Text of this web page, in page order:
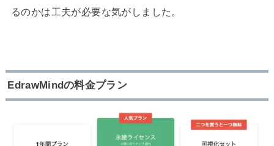
るのかは工夫が必要な気がしました。
EdrawMindの料金プラン